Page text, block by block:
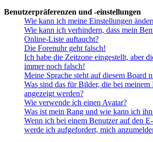
Benutzerpräferenzen und -einstellungen
Wie kann ich meine Einstellungen
Wie kann ich verhindern, dass mein
Online-Liste auftaucht?
Die Forenuhr geht falsch!
Ich habe die Zeitzone eingestellt, aber
immer noch falsch!
Meine Sprache steht auf diesem Board
Was sind das für Bilder, die bei meinem
angezeigt werden?
Wie verwende ich einen Avatar?
Was ist mein Rang und wie kann ich
Wenn ich bei einem Benutzer auf den
werde ich aufgefordert, mich